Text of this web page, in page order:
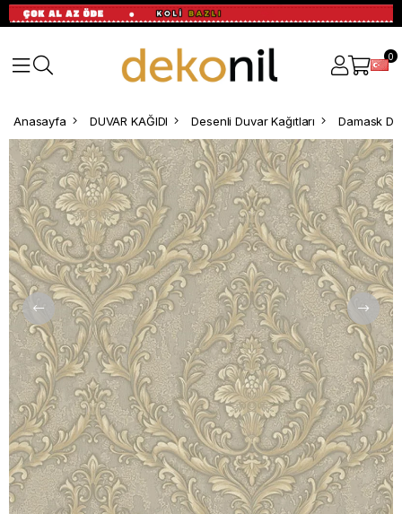
0
Anasayfa DUVAR KAĞIDI Desenli Duvar Kağıtları Damask